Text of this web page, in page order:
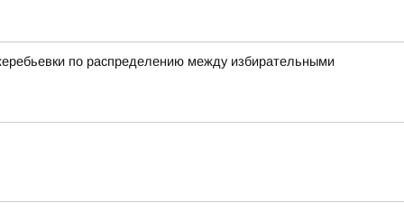
по распределению между избирательными